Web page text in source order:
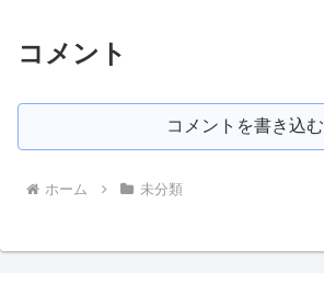
コメント
コメントを書き込む
ホーム 未分類